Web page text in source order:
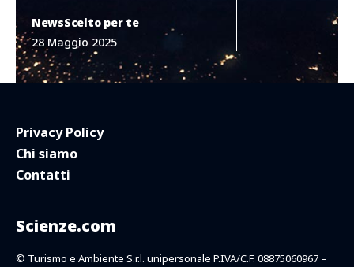
NewsScelto per te
28 Maggio 2025
Scienze.com
© Turismo e Ambiente S.r.l. unipersonale P.IVA/C.F. 08875060967 –
Privacy Policy
Chi siamo
Contatti